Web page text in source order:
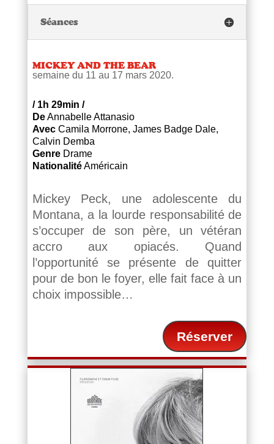
Séances
MICKEY AND THE BEAR
semaine du 11 au 17 mars 2020.
/1h 29min /
DeAnnabelle Attanasio
AvecCamila Morrone, James Badge Dale,
Calvin Demba
GenreDrame
NationalitéAméricain
Mickey Peck, une adolescente du
Montana, a la lourde responsabilité de
s’occuper de son père, un vétéran
accro aux opiacés. Quand
l’opportunité se présente de quitter
pour de bon le foyer, elle fait face à un
choix impossible…
Réserver